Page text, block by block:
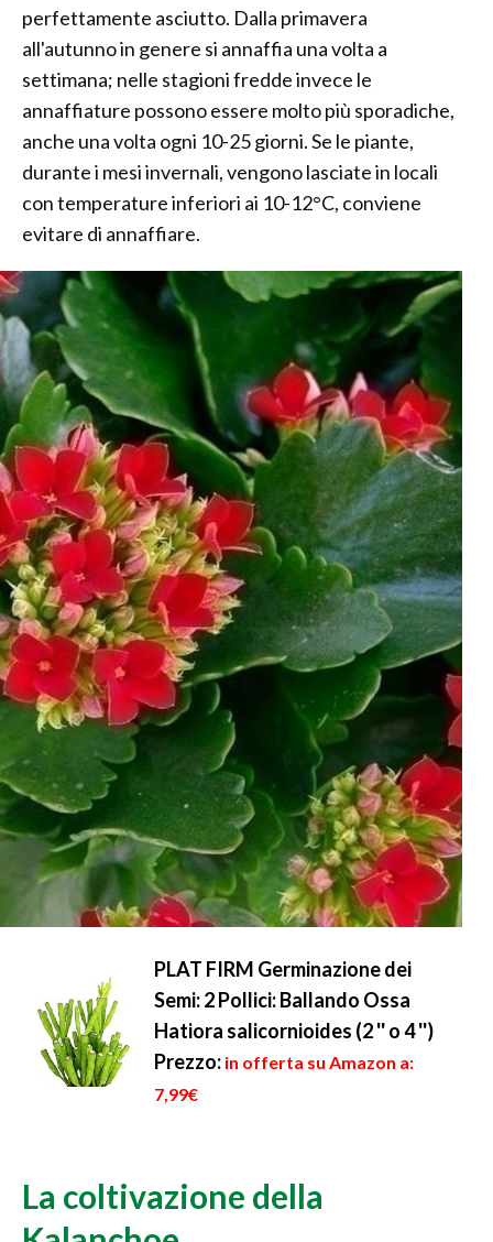
perfettamente asciutto. Dalla primavera
all'autunno in genere si annaffia una volta a
settimana; nelle stagioni fredde invece le
annaffiature possono essere molto più sporadiche,
anche una volta ogni 10-25 giorni. Se le piante,
durante i mesi invernali, vengono lasciate in locali
con temperature inferiori ai 10-12°C, conviene
evitare di annaffiare.
PLAT FIRM Germinazione dei
Semi: 2 Pollici: Ballando Ossa
Hatiora salicornioides (2 '' o 4 '')
Prezzo: in offerta su Amazon a:
7,99€
La coltivazione della